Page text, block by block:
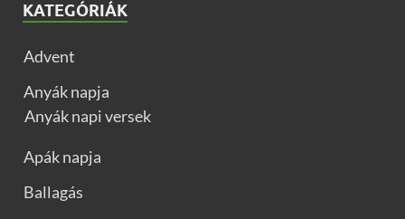
KATEGÓRIÁK
Advent
Anyák napja
Anyák napi versek
Apák napja
Ballagás